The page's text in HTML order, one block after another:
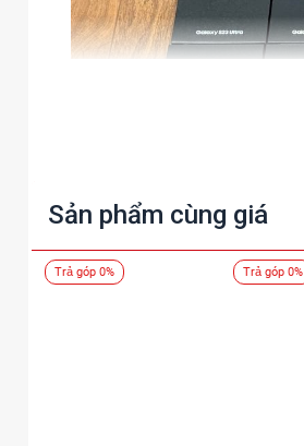
Sản phẩm cùng giá
Trả góp 0% Trả góp 0%